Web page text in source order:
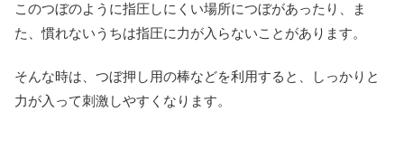
このつぼのように指圧しにくい場所につぼがあったり、ま
た、慣れないうちは指圧に力が入らないことがあります。
そんな時は、つぼ押し用の棒などを利用すると、しっかりと
力が入って刺激しやすくなります。